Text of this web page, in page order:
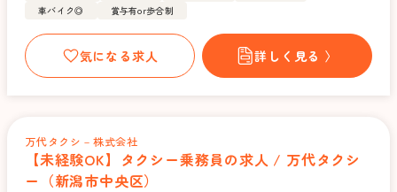
車バイク◎
賞与有or歩合制
気になる求人 詳しく見る 〉
万代タクシ－株式会社
【未経験OK】タクシー乗務員の求人 / 万代タクシ
ー（新潟市中央区）